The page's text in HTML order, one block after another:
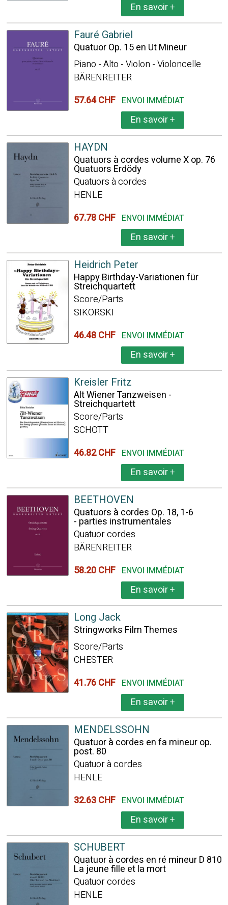
En savoir+
Fauré Gabriel
Quatuor Op. 15 en Ut Mineur
Piano - Alto - Violon - Violoncelle
BÄRENREITER
57.64 CHF ENVOI IMMÉDIAT
En savoir+
HAYDN
Quatuors à cordes volume X op. 76
Quatuors Erdödy
Quatuors à cordes
HENLE
67.78 CHF ENVOI IMMÉDIAT
En savoir+
Heidrich Peter
Happy Birthday-Variationen für
Streichquartett
Score/Parts
SIKORSKI
46.48 CHF ENVOI IMMÉDIAT
En savoir+
Kreisler Fritz
Alt Wiener Tanzweisen -
Streichquartett
Score/Parts
SCHOTT
46.82 CHF ENVOI IMMÉDIAT
En savoir+
BEETHOVEN
Quatuors à cordes Op. 18, 1-6
- parties instrumentales
Quatuor cordes
BÄRENREITER
58.20 CHF ENVOI IMMÉDIAT
En savoir+
Long Jack
Stringworks Film Themes
Score/Parts
CHESTER
41.76 CHF ENVOI IMMÉDIAT
En savoir+
MENDELSSOHN
Quatuor à cordes en fa mineur op.
post. 80
Quatuor à cordes
HENLE
32.63 CHF ENVOI IMMÉDIAT
En savoir+
SCHUBERT
Quatuor à cordes en ré mineur D 810
La jeune fille et la mort
Quatuor cordes
HENLE